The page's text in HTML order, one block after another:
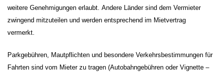
weitere Genehmigungen erlaubt. Andere Länder sind dem Vermieter
zwingend mitzuteilen und werden entsprechend im Mietvertrag
vermerkt.
Parkgebühren, Mautpflichten und besondere Verkehrsbestimmungen für
Fahrten sind vom Mieter zu tragen (Autobahngebühren oder Vignette –